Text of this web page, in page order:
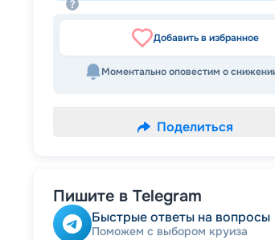
Добавить в избранное
Моментально оповестим о
Поделиться
Пишите в Telegram
Быстрые ответы на вопросы
Поможем с выбором круиза